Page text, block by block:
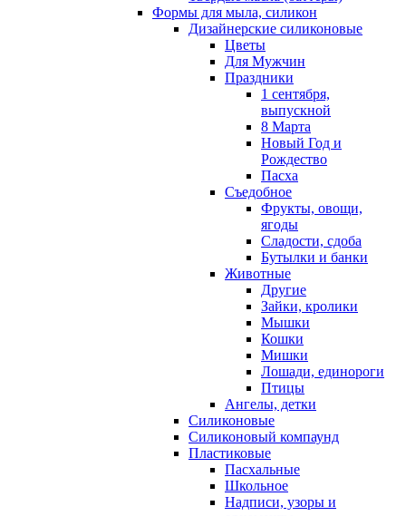
Формы для мыла, силикон
Дизайнерские силиконовые
Цветы
Для Мужчин
Праздники
1 сентября,
выпускной
8 Марта
Новый Год и
Рождество
Пасха
Съедобное
Фрукты, овощи,
ягоды
Сладости, сдоба
Бутылки и банки
Животные
Другие
Зайки, кролики
Мышки
Кошки
Мишки
Лошади, единороги
Птицы
Ангелы, детки
Силиконовые
Силиконовый компаунд
Пластиковые
Пасхальные
Школьное
Надписи, узоры и